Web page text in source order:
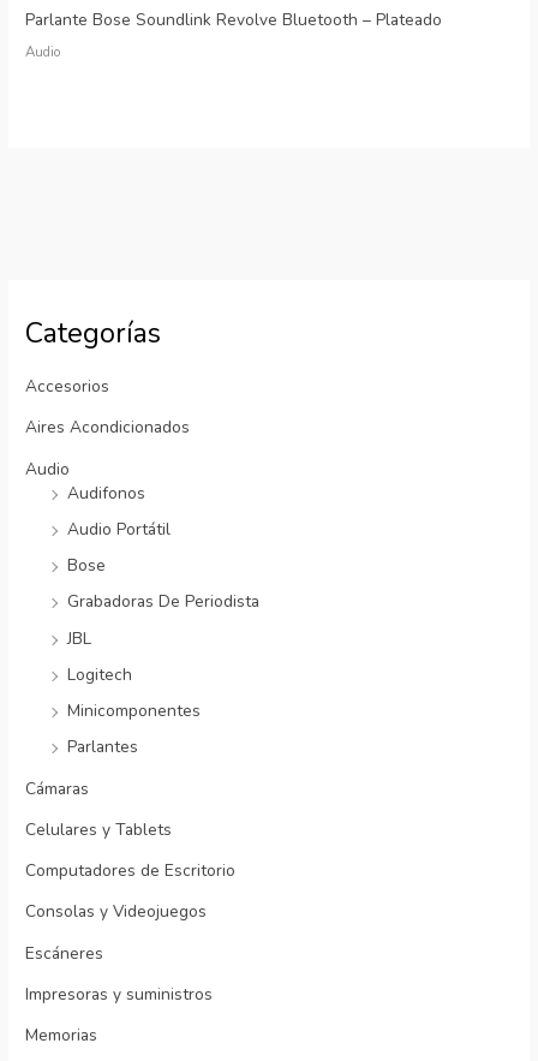
Categorías
Accesorios
Aires Acondicionados
Audio
Audifonos
Audio Portátil
Bose
Grabadoras De Periodista
JBL
Logitech
Minicomponentes
Parlantes
Cámaras
Celulares y Tablets
Computadores de Escritorio
Consolas y Videojuegos
Escáneres
Impresoras y suministros
Memorias
Parlante Bose Soundlink Revolve Bluetooth – Plateado
Audio